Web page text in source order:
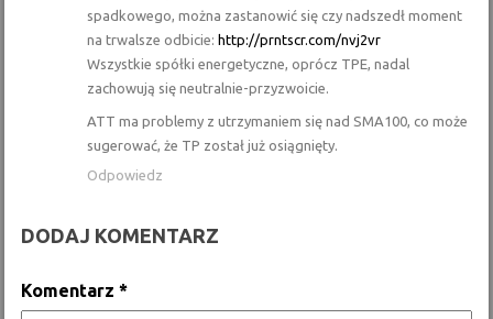
spadkowego, można zastanowić się czy nadszedł moment
na trwalsze odbicie:http://prntscr.com/nvj2vr
Wszystkie spółki energetyczne, oprócz TPE, nadal
zachowują się neutralnie-przyzwoicie.
ATT ma problemy z utrzymaniem się nad SMA100, co może
sugerować, że TP został już osiągnięty.
Odpowiedz
DODAJ KOMENTARZ
Komentarz*